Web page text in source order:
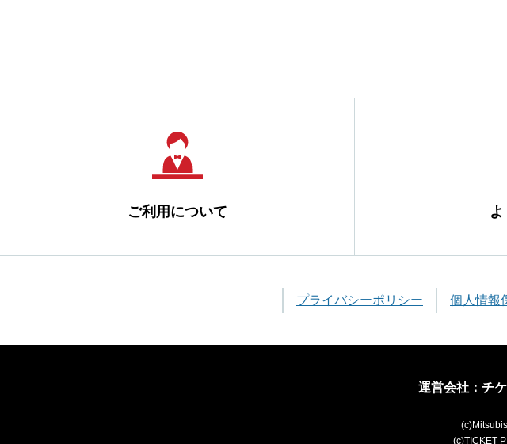
ご利用について
プライバシーポリシー 個人情報
運営会社：チ
(c)TICKET